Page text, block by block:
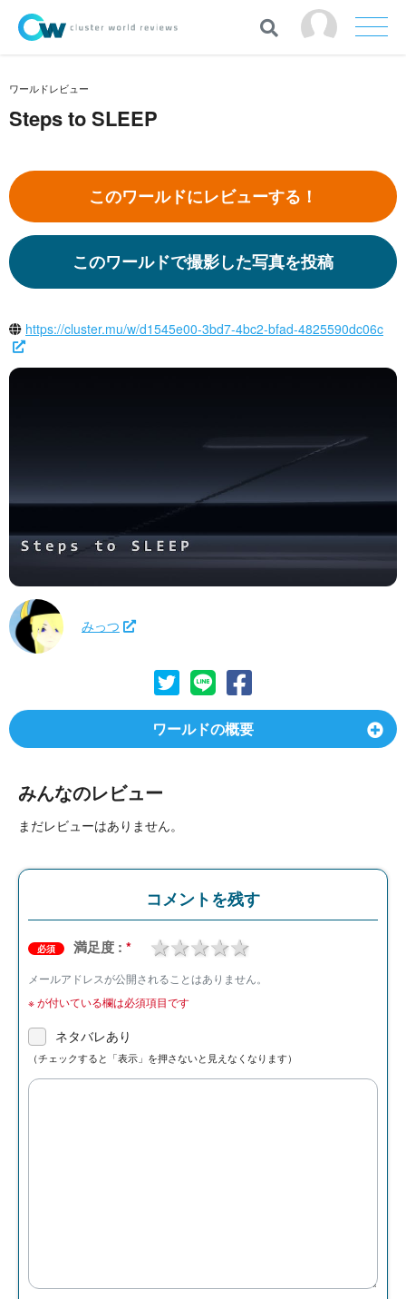
ワールドレビュー
Steps to SLEEP
このワールドにレビューする！
このワールドで撮影した写真を投稿
https://cluster.mu/w/d1545e00-3bd7-4bc2-bfad-4825590dc06c
みっつ
ワールドの概要
みんなのレビュー
まだレビューはありません。
コメントを残す
必須 満足度 : * 4 stars
3 stars
2 stars
1 star
メールアドレスが公開されることはありません。
※が付いている欄は必須項目です
ネタバレあり
（チェックすると「表示」を押さないと見えなくなります）